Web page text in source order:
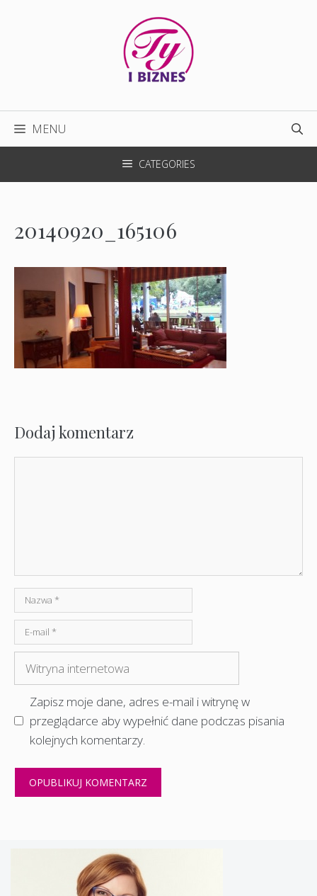
MENU
CATEGORIES
20140920_165106
Dodaj komentarz
Nazwa
mail
internetowa
Zapisz moje dane, adres e-mail i witrynę w
przeglądarce aby wypełnić dane podczas pisania
kolejnych komentarzy.